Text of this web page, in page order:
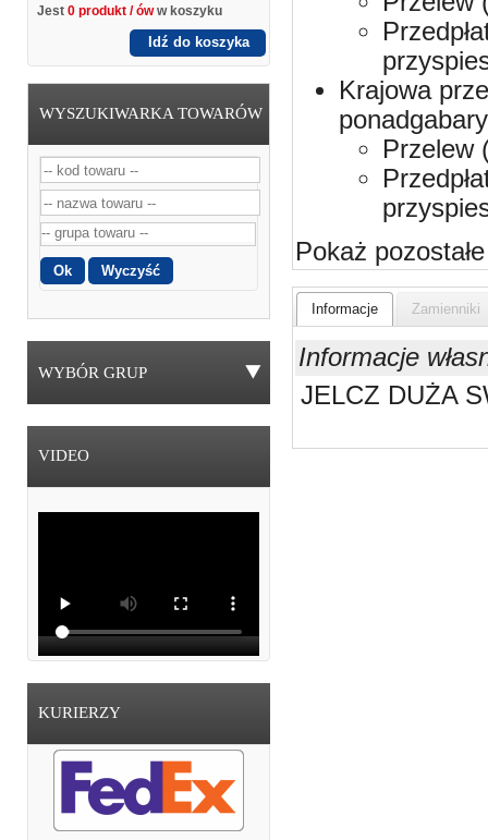
Jest 0 produkt / óww koszyku
Idź do koszyka
WYSZUKIWARKA TOWARÓW
WYBÓR GRUP
VIDEO
KURIERZY
Krajowa
Przelew
Pokaż pozostałe
Informacje Zamienniki
Informacje
JELCZ DUŻA